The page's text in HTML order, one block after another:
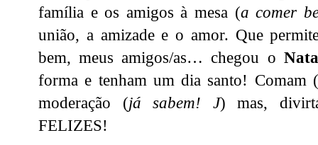
família e os amigos à mesa (a comer
união, a amizade e o amor. Que
bem, meus amigos/as… chegou o
forma e tenham um dia santo! Comam (
moderação (já sabem! J) mas,
FELIZES!